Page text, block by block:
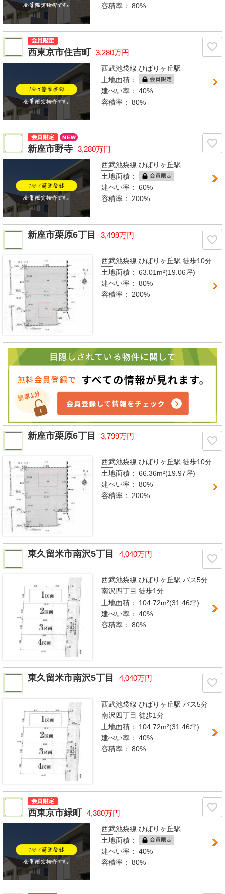
容積率：80%
西東京市住吉町 3,280万円
西武池袋線 ひばりヶ丘駅
土地面積：
建ぺい率：40%
容積率：80%
新座市野寺 3,280万円
西武池袋線 ひばりヶ丘駅
土地面積：
建ぺい率：60%
容積率： 200%
新座市栗原6丁目 3,499万円
西武池袋線 ひばりヶ丘駅徒歩10分
土地面積：63.01m²(19.06坪)
建ぺい率：80%
容積率： 200%
新座市栗原6丁目 3,799万円
西武池袋線 ひばりヶ丘駅徒歩10分
土地面積：66.36m²(19.97坪)
建ぺい率：80%
容積率：200%
東久留米市南沢5丁目 4,040万円
西武池袋線 ひばりヶ丘駅バス5分
南沢四丁目 徒歩1分
土地面積： 104.72m²(31.46坪)
建ぺい率：40%
容積率：80%
東久留米市南沢5丁目 4,040万円
西武池袋線 ひばりヶ丘駅バス5分
南沢四丁目 徒歩1分
土地面積： 104.72m²(31.46坪)
建ぺい率：40%
容積率：80%
西東京市緑町 4,380万円
西武池袋線 ひばりヶ丘駅
土地面積：
建ぺい率：40%
容積率：80%